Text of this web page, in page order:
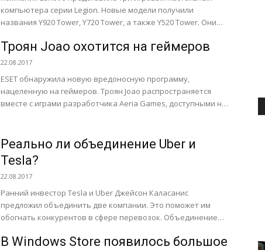
компьютера серии Legion. Новые модели получили
названия Y920 Tower, Y720 Tower, а также Y520 Tower. Они
запускать...
Троян Joao охотится на геймеров
22.08.2017
ESET обнаружила новую вредоносную программу,
нацеленную на геймеров. Троян Joao распространяется
вместе с играми разработчика Aeria Games, доступными на
Реально ли объединение Uber и
Tesla?
22.08.2017
Ранний инвестор Tesla и Uber Джейсон Каласанис
предложил объединить две компании. Это поможет им
обогнать конкурентов в сфере перевозок. Объединение
В Windows Store появилось большое